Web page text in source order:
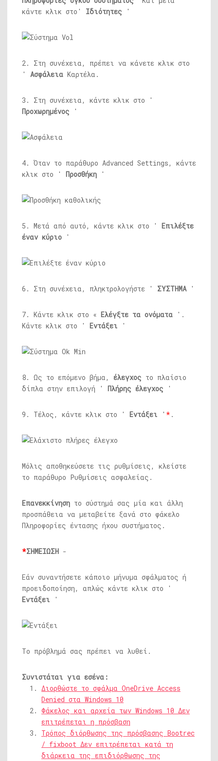
κάντε κλικ στο' Ιδιότητες '
2. Στη συνέχεια, πρέπει να κάνετε κλικ στο
' Ασφάλεια Καρτέλα.
3. Στη συνέχεια, κάντε κλικ στο '
Προχωρημένος '
4. Όταν το παράθυρο Advanced Settings, κάντε
κλικ στο ' Προσθήκη '
5. Μετά από αυτό, κάντε κλικ στο ' Επιλέξτε
έναν κύριο '
6. Στη συνέχεια, πληκτρολογήστε ' ΣΥΣΤΗΜΑ'
7. Κάντε κλικ στο « Ελέγξτε τα ονόματα '.
Κάντε κλικ στο ' Εντάξει '
8. Ως το επόμενο βήμα, έλεγχος το πλαίσιο
δίπλα στην επιλογή ' Πλήρης έλεγχος '
9. Τέλος, κάντε κλικ στο ' Εντάξει ' * .
Μόλις αποθηκεύσετε τις ρυθμίσεις, κλείστε
το παράθυρο Ρυθμίσεις ασφαλείας.
Επανεκκίνηση το σύστημά σας μία και άλλη
προσπάθεια να μεταβείτε ξανά στο φάκελο
Πληροφορίες έντασης ήχου συστήματος.
*ΣΗΜΕΙΩΣΗ -
Εάν συναντήσετε κάποιο μήνυμα σφάλματος ή
προειδοποίηση, απλώς κάντε κλικ στο '
Εντάξει '
Το πρόβλημά σας πρέπει να λυθεί.
Συνιστάται για εσένα:
Διορθώστε το σφάλμα OneDrive Access
Denied στα Windows 10
Φάκελος και αρχεία των Windows 10 Δεν
επιτρέπεται η πρόσβαση
Τρόπος διόρθωσης της πρόσβασης Bootrec
/ fixboot Δεν επιτρέπεται κατά τη
διάρκεια της επιδιόρθωσης της